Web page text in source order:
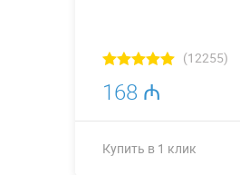
(12255)
168 ₼
Купить в 1 клик